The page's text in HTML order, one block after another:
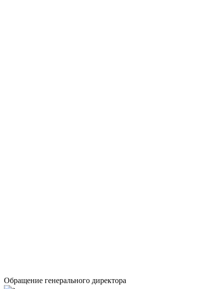
Обращение генерального директора